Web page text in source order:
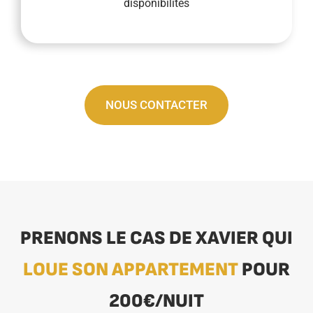
disponibilités
NOUS CONTACTER
PRENONS LE CAS DE XAVIER QUI
LOUE SON APPARTEMENTPOUR
200€/NUIT